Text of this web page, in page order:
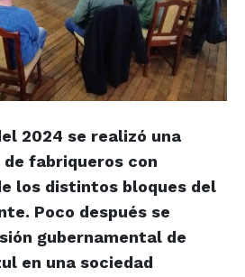
2024 se realizó una
fabriqueros con
los distintos bloques del
Poco después se
gubernamental de
en una sociedad